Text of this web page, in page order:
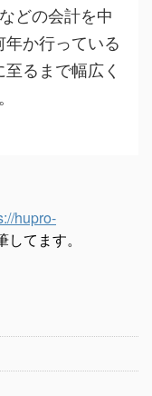
どの会計を中
か行っている
るまで幅広く
hupro-
てます。